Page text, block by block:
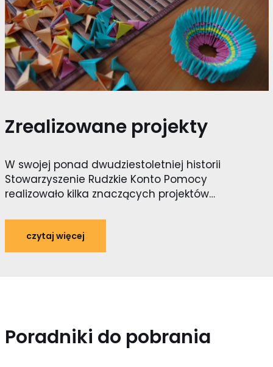
Zrealizowane projekty
W swojej ponad dwudziestoletniej historii
Stowarzyszenie Rudzkie Konto Pomocy
realizowało kilka znaczących projektów…
czytaj więcej
Poradniki do pobrania